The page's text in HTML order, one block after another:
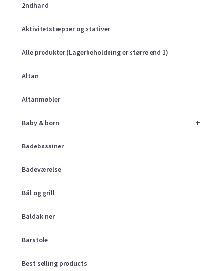
2ndhand
Aktivitetstæpper og stativer
Alle produkter (Lagerbeholdning er større end 1)
Altan
Altanmøbler
+
Baby & børn
Badebassiner
Badeværelse
Bål og grill
Baldakiner
Barstole
Best selling products